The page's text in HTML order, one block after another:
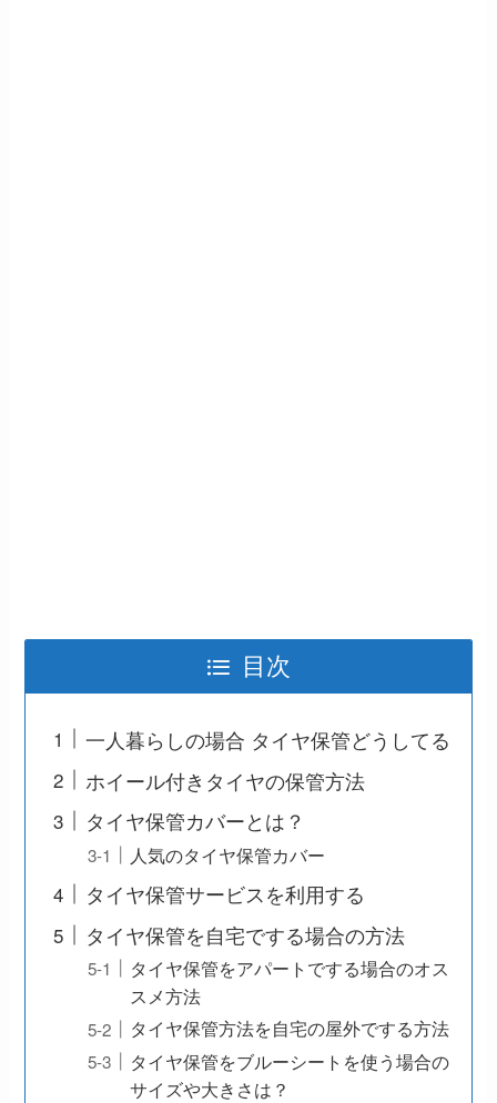
目次
一人暮らしの場合 タイヤ保管どうしてる
ホイール付きタイヤの保管方法
タイヤ保管カバーとは？
人気のタイヤ保管カバー
タイヤ保管サービスを利用する
タイヤ保管を自宅でする場合の方法
タイヤ保管をアパートでする場合のオス
スメ方法
タイヤ保管方法を自宅の屋外でする方法
タイヤ保管をブルーシートを使う場合の
サイズや大きさは？